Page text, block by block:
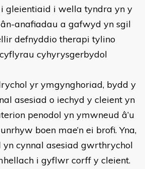
gleientiaid i wella tyndra yn y
anafiadau a gafwyd yn sgil
defnyddio therapi tylino
cyhyrysgerbydol
yr ymgynghoriad, bydd y
asesiad o iechyd y cleient yn
penodol yn ymwneud â’u
boen mae’n ei brofi. Yna,
cynnal asesiad gwrthrychol
i gyflwr corff y cleient.